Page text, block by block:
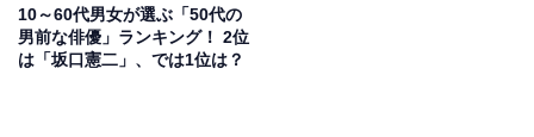
10～60代男女が選ぶ「50代の
男前な俳優」ランキング！ 2位
は「坂口憲二」、では1位は？